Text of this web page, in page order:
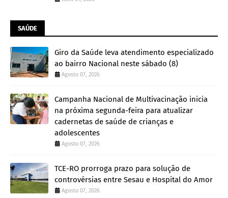
SAÚDE
Giro da Saúde leva atendimento especializado
ao bairro Nacional neste sábado (8)
Agosto 07, 2026
Campanha Nacional de Multivacinação inicia
na próxima segunda-feira para atualizar
cadernetas de saúde de crianças e
adolescentes
Agosto 07, 2026
TCE-RO prorroga prazo para solução de
controvérsias entre Sesau e Hospital do Amor
Agosto 07, 2026